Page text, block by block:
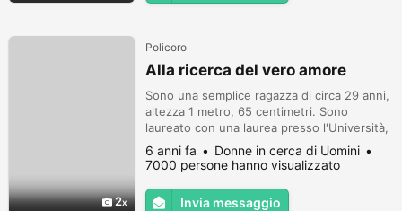
2
Policoro
Alla ricerca del vero amore
Sono una semplice ragazza di circa 29 anni,
altezza 1 metro, 65 centimetri. Sono
laureato con una laurea presso l'Università,
solo bisogno di un premuroso, affettuoso,
uomo onesto e molto responsabile che
desiderano un giorno sistemarsi con i
bambini.
6 anni fa
Donne in cerca di Uomini
7000 persone hanno visualizzato
Invia messaggio